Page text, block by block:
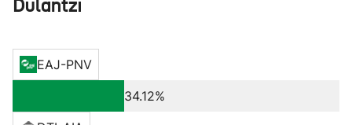
Dulantzi
EAJ-PNV
34.12%